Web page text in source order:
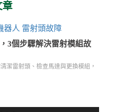
章
3個步驟解決雷射模組故
潔雷射頭、檢查馬達與更換模組，